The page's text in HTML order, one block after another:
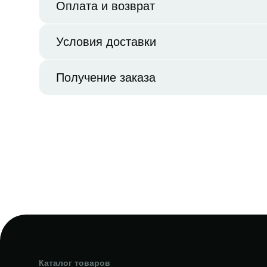
Оплата и возврат
Условия доставки
Получение заказа
Каталог товаров